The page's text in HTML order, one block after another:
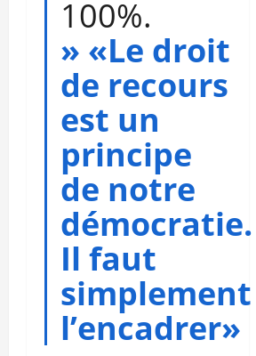
100%.
» «Le droit
de recours
est un
principe
de notre
démocratie.
Il faut
simplement
l’encadrer»